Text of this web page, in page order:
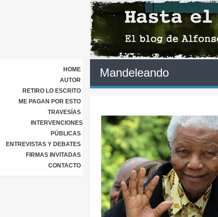
HOME
AUTOR
RETIRO LO ESCRITO
ME PAGAN POR ESTO
TRAVESÍAS
INTERVENCIONES
PÚBLICAS
ENTREVISTAS Y DEBATES
FIRMAS INVITADAS
CONTACTO
Mandeleando